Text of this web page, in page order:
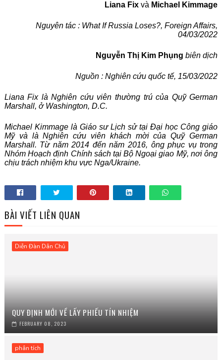
Liana Fix và Michael Kimmage
Nguyên tác : What If Russia Loses?,Foreign Affairs,
04/03/2022
Nguyễn Thị Kim Phụng biên dịch
Nguồn : Nghiên cứu quốc tế, 15/03/2022
Liana Fix là Nghiên cứu viên thường trú của Quỹ German
Marshall, ở Washington, D.C.
Michael Kimmage là Giáo sư Lịch sử tại Đại học Công giáo
Mỹ và là Nghiên cứu viên khách mời của Quỹ German
Marshall. Từ năm 2014 đến năm 2016, ông phục vụ trong
Nhóm Hoạch định Chính sách tại Bộ Ngoại giao Mỹ, nơi ông
chịu trách nhiệm khu vực Nga/Ukraine.
BÀI VIẾT LIÊN QUAN
Diễn Đàn Dân Chủ
QUY ĐỊNH MỚI VỀ LẤY PHIẾU TÍN NHIỆM
FEBRUARY 08, 2023
phân tích